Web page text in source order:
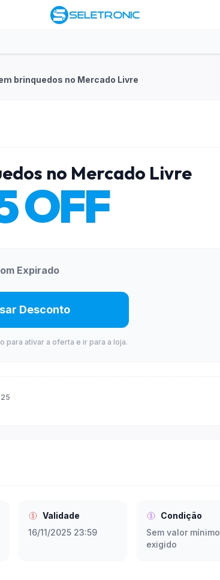
em brinquedos no Mercado Livre
no Mercado Livre
OFF
Expirado
Desconto
para ativar a oferta e ir para a loja.
Validade
16/11/2025 23:59
Condição
Sem valor mínimo
exigido